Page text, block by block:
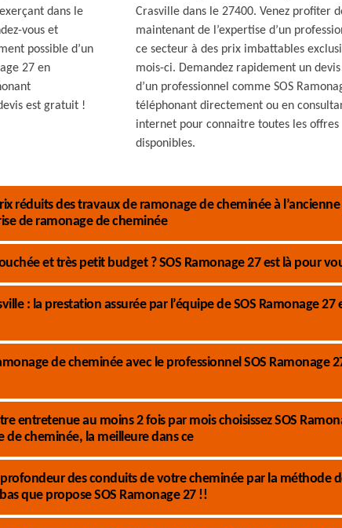
dans le
vous et
possible d’un
27 en
est gratuit !
Crasville dans le 27400. Venez profiter
maintenant de l’expertise d’un
ce secteur à des prix imbattables
mois-ci. Demandez rapidement un
d’un professionnel comme SOS
téléphonant directement ou en
internet pour connaitre toutes les offres
disponibles.
réduits des travaux de ramonage de cheminée à
de ramonage de cheminée
et très petit budget ? SOS Ramonage 27 est là pour
: la prestation assurée par l’équipe de SOS Ramonage 27
de cheminée avec le professionnel SOS Ramonage
entretenue au moins 2 fois par mois choisissez SOS
cheminée, la meilleure dans ce
des conduits de votre cheminée par la méthode
que propose SOS Ramonage 27 !!